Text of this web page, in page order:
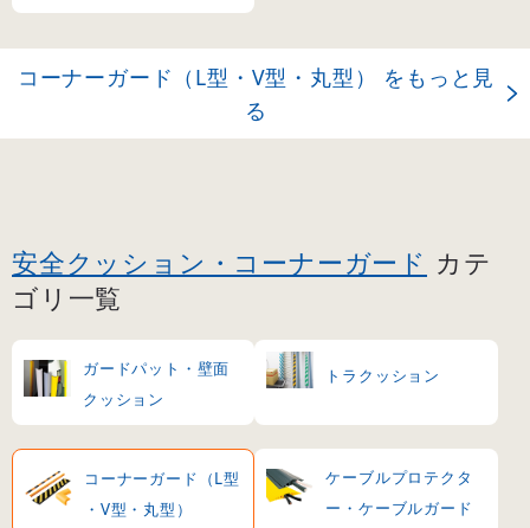
コーナーガード（L型・V型・丸型） をもっと見
る
安全クッション・コーナーガード カテ
ゴリ一覧
ガードパット・壁面
クッション
トラクッション
コーナーガード（L型
・V型・丸型）
ケーブルプロテクタ
ー・ケーブルガード